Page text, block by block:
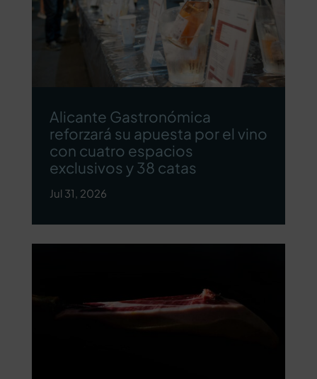
Alicante Gastronómica
reforzará su apuesta por el vino
con cuatro espacios
exclusivos y 38 catas
Jul 31, 2026